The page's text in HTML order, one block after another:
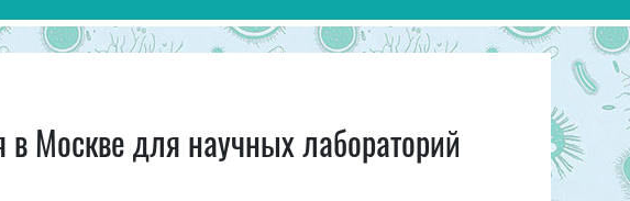
Москве для научных лабораторий